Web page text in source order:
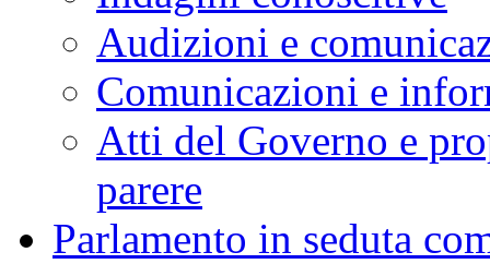
Audizioni e
Comunicazioni e
Atti del Governo e
parere
Parlamento in seduta